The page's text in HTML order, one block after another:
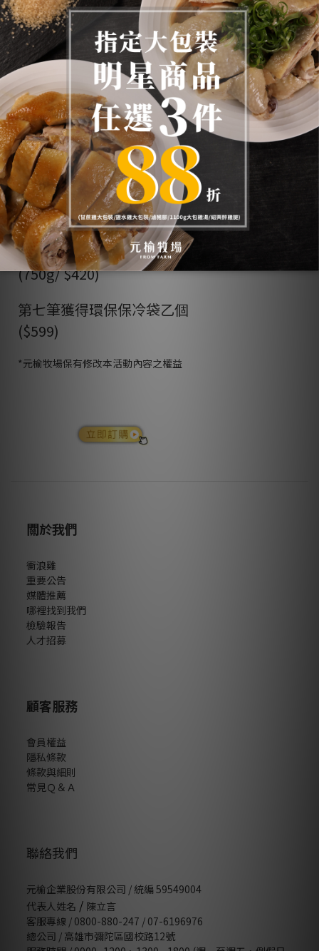
第二筆獲得滷二節乙包(300g/
$180)
第三筆獲得黑蒜雞湯小包裝乙
包(450g/ $199)
第四筆獲得雞腿串串燒乙包
(180g/ $219)
第五筆獲得花雕雞乙包(400g/
$420)
第六筆獲得甘蔗雞大包裝乙包
(750g/ $420)
第七筆獲得環保保冷袋乙個
($599)
*元榆牧場保有修改本活動內容之權益
關於我們
衝浪雞
重要公告
媒體推薦
哪裡找到我們
檢驗報告
人才招募
顧客服務
會員權益
隱私條款
條款與細則
常見Ｑ＆Ａ
聯絡我們
元榆企業股份有限公司 / 統編 59549004
代表人姓名 / 陳立言
客服專線 / 0800-880-247 / 07-6196976
總公司 / 高雄市彌陀區國校路12號